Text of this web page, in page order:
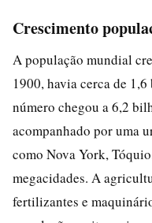
Crescimento
A população mundial
1900, havia cerca de
número chegou a 6,2
acompanhado por uma
como Nova York,
megacidades. A
fertilizantes e